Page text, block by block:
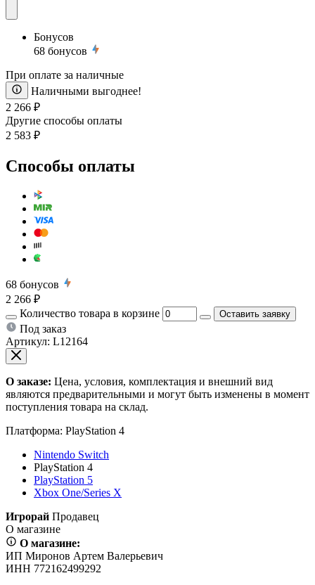
Бонусов
68 бонусов
При оплате за наличные
Наличными выгоднее!
2 266 ₽
Другие способы оплаты
2 583 ₽
Способы оплаты
68 бонусов
2 266 ₽
Количество товара в корзине
Оставить заявку
Под заказ
Артикул: L12164
О заказе: Цена, условия, комплектация и внешний вид
являются предварительными и могут быть изменены в момент
поступления товара на склад.
Платформа: PlayStation 4
Nintendo Switch
PlayStation 4
PlayStation 5
Xbox One/Series X
Игрорай Продавец
О магазине
О магазине:
ИП Миронов Артем Валерьевич
ИНН 772162499292